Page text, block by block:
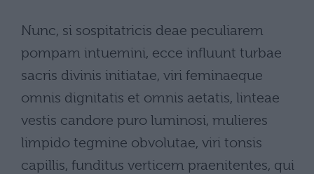
Nunc, si sospitatricis deae peculiarem
pompam intuemini, ecce influunt turbae
sacris divinis initiatae, viri feminaeque
omnis dignitatis et omnis aetatis, linteae
vestis candore puro luminosi, mulieres
limpido tegmine obvolutae, viri tonsis
capillis, funditus verticem praenitentes, qui